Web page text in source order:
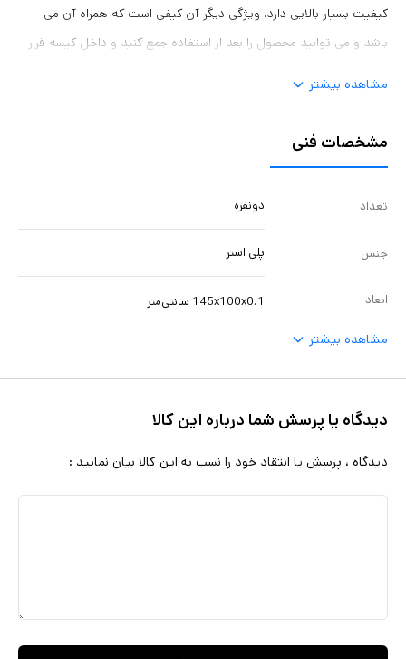
کیفیت بسیار بالایی دارد. ویژگی دیگر آن کیفی است که همراه آن‌ می
باشد و می توانید محصول را بعد از استفاده جمع کنید و داخل ‌کیسه قرار
دارد و هنگام سفر فضای زیادی را اشغال نمی کند و به راحتی قابل جابجایی
مشاهده بیشتر
مشخصات فنی
تعداد دونفره
جنس پلی استر
ابعاد 145x100x0.1 سانتی‌متر
مشاهده بیشتر
دیدگاه یا پرسش شما درباره این کالا
دیدگاه ، پرسش یا انتقاد خود را نسب به این کالا بیان نمایید :